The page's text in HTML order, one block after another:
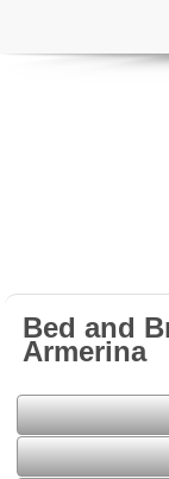
Bed and
Armerina